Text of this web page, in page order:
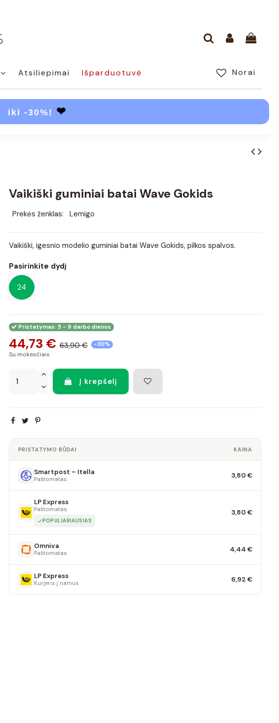
Atsiliepimai Norai
Išparduotuvė
iki -30%! ❤
Vaikiški guminiai batai Wave Gokids
Prekės ženklas: Lemigo
Vaikiški, igesnio modelio guminiai batai Wave Gokids, pilkos spalvos.
Pasirinkite dydį
24
Pristatymas: 5 - 9 darbo dienos
44,73 € 63,90 € -30%
Su mokesčiais
Į krepšelį
PRISTATYMO BŪDAI KAINA
Smartpost – Itella
Paštomatas 3,80 €
LP Express
Paštomatas
POPULIARIAUSIAS
3,80 €
Omniva
Paštomatas 4,44 €
LP Express
Kurjeris į namus 6,92 €